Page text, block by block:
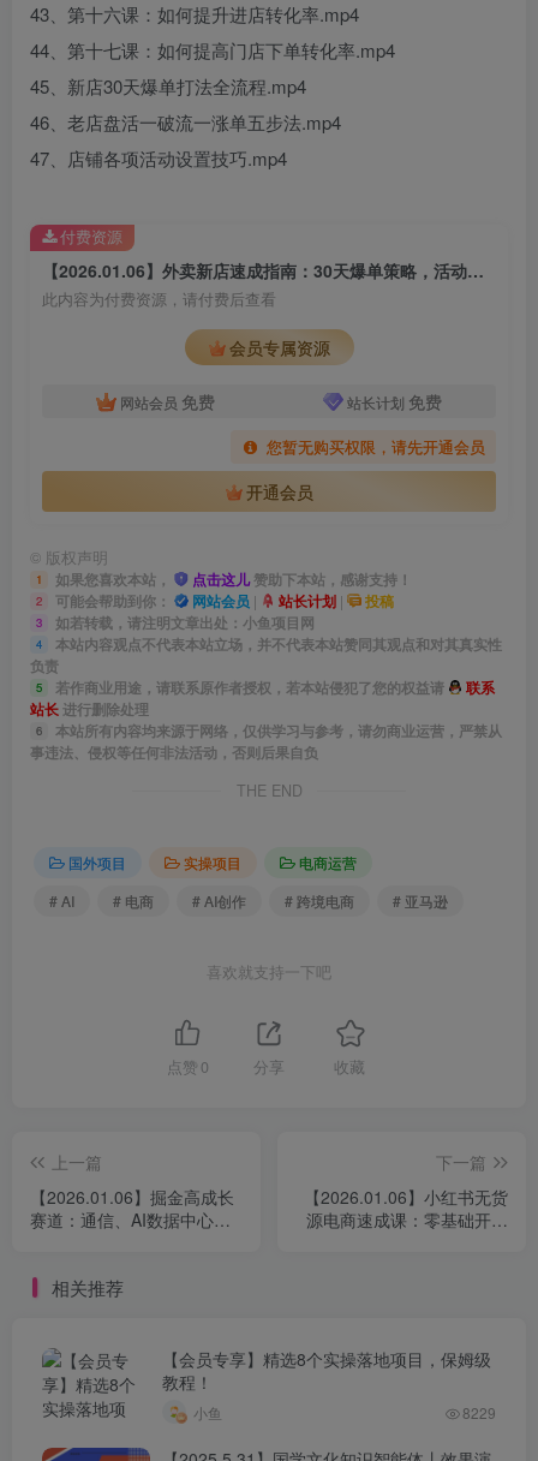
43、第十六课：如何提升进店转化率.mp4
44、第十七课：如何提高门店下单转化率.mp4
45、新店30天爆单打法全流程.mp4
46、老店盘活一破流一涨单五步法.mp4
47、店铺各项活动设置技巧.mp4
【2026.01.06】外卖新店速成指南：30天爆单策略，活动策划与流量加持，轻松突破月销3000单
此内容为付费资源，请付费后查看
会员专属资源
网站会员 免费 站长计划 免费
您暂无购买权限，请先开通会员
开通会员
付费资源
© 版权声明
1 如果您喜欢本站， 点击这儿赞助下本站，感谢支持！
2 可能会帮助到你： 网站会员 | 站长计划 | 投稿
3 如若转载，请注明文章出处：小鱼项目网
4
本站内容观点不代表本站立场，并不代表本站赞同其观点和对其真实性
负责
5 若作商业用途，请联系原作者授权，若本站侵犯了您的权益请
联系
站长进行删除处理
6
本站所有内容均来源于网络，仅供学习与参考，请勿商业运营，严禁从
事违法、侵权等任何非法活动，否则后果自负
THE END
国外项目 实操项目
电商运营
# AI
# 电商 # AI创作 # 跨境电商 # 亚马逊
喜欢就支持一下吧
点赞 0 分享 收藏
上一篇
【2026.01.06】掘金高成长
赛道：通信、AI数据中心与
下一篇
【2026.01.06】小红书无货
源电商速成课：零基础开店
相关推荐
【会员专享】精选8个实操落地项目，保姆级
教程！
小鱼 8229